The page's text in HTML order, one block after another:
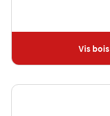
Vis